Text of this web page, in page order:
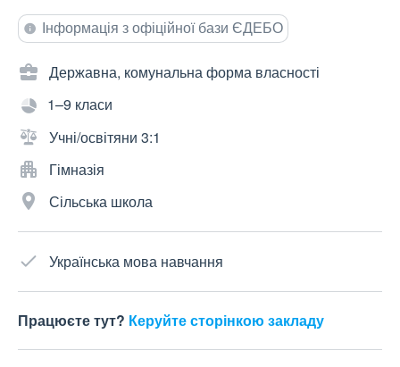
Інформація з офіційної бази ЄДЕБО
Державна, комунальна форма власності
1–9 класи
Учні/освітяни 3:1
Гімназія
Сільська школа
Українська мова навчання
Працюєте тут? Керуйте сторінкою закладу